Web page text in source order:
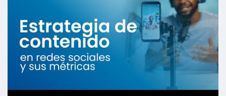
Opciones de financiamiento para empresas
Preparación para la búsqueda de inversores
Protección de datos y privacidad
Seguridad cibernética para no especialistas
Sostenibilidad y normativas ambientales
Técnicas de venta y negociación